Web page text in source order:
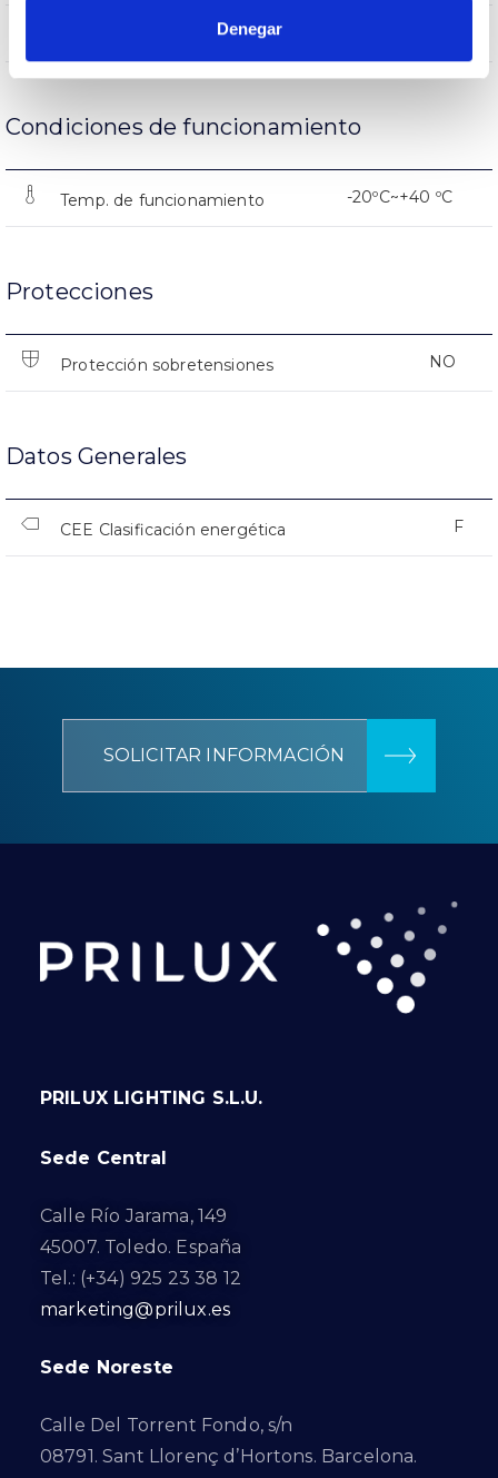
Denegar
Condiciones de funcionamiento
Temp. de funcionamiento -20ºC~+40 ºC
Protecciones
Protección sobretensiones NO
Datos Generales
CEE Clasificación energética F
SOLICITAR INFORMACIÓN
PRILUX LIGHTING S.L.U.
Sede Central
Calle Río Jarama, 149
45007. Toledo. España
Tel.: (+34) 925 23 38 12
marketing@prilux.es
Sede Noreste
Calle Del Torrent Fondo, s/n
08791. Sant Llorenç d’Hortons. Barcelona.